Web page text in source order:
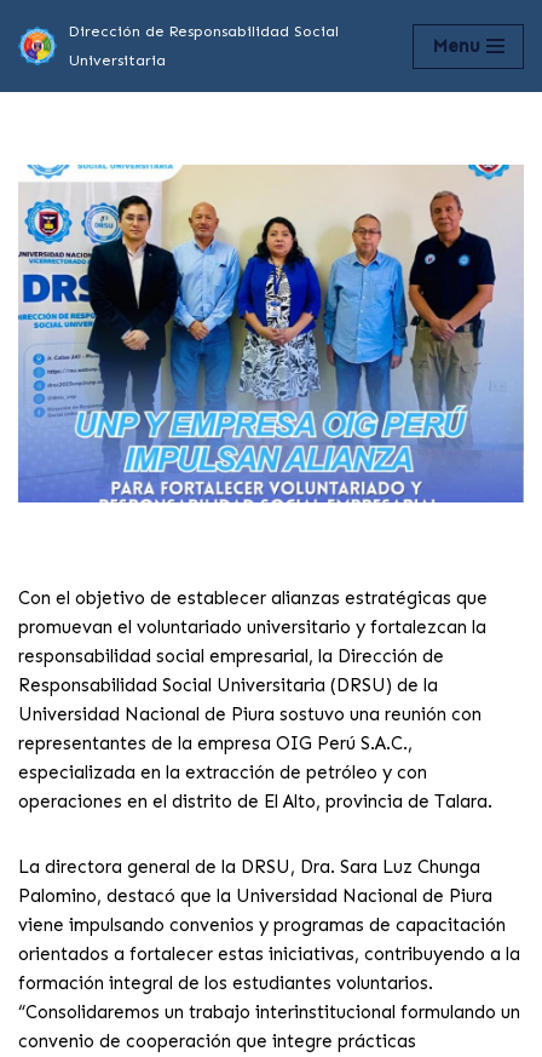
Saltar
al
Dirección de Responsabilidad Social
Universitaria
Menu
Con el objetivo de establecer alianzas estratégicas que
promuevan el voluntariado universitario y fortalezcan la
responsabilidad social empresarial, la Dirección de
Responsabilidad Social Universitaria (DRSU) de la
Universidad Nacional de Piura sostuvo una reunión con
representantes de la empresa OIG Perú S.A.C.,
especializada en la extracción de petróleo y con
operaciones en el distrito de El Alto, provincia de Talara.
La directora general de la DRSU, Dra. Sara Luz Chunga
Palomino, destacó que la Universidad Nacional de Piura
viene impulsando convenios y programas de capacitación
orientados a fortalecer estas iniciativas, contribuyendo a la
formación integral de los estudiantes voluntarios.
“Consolidaremos un trabajo interinstitucional formulando un
convenio de cooperación que integre prácticas